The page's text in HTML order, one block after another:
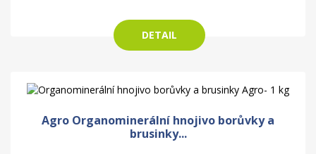
DETAIL
Agro Organominerální hnojivo borůvky a
brusinky...